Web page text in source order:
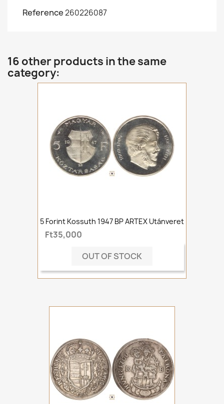
Reference260226087
16 other products in the same
category:
5 Forint Kossuth 1947 BP ARTEX Utánveret
Ft35,000
OUT OF STOCK